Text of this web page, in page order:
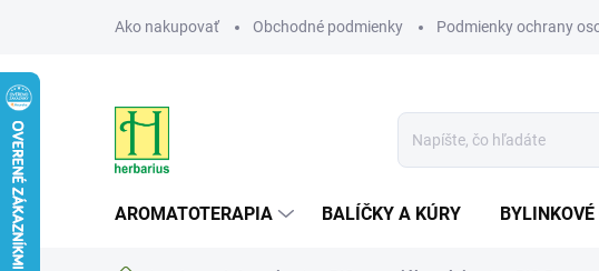
Ako nakupovať Obchodné podmienky Podmienky ochrany
AROMATOTERAPIA BALÍČKY A KÚRY